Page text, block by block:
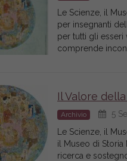
Le Scienze, il
per insegnanti
per tutti gli esseri
comprende
Il Valore
Archivio 5
Le Scienze, il
il Museo di Storia
ricerca e